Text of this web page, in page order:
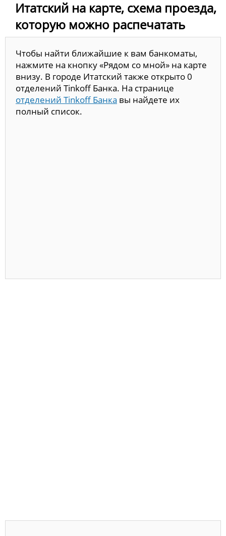
Итатский на карте, схема проезда,
которую можно распечатать
Чтобы найти ближайшие к вам банкоматы,
нажмите на кнопку «Рядом со мной» на карте
внизу. В городе Итатский также открыто 0
отделений Tinkoff Банка. На странице
отделений Tinkoff Банка вы найдете их
полный список.